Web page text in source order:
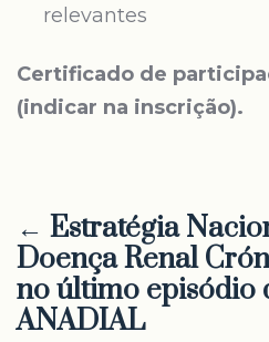
relevantes
Certificado de
(indicar na inscrição).
← Estratégia
Doença Renal
no último episódio
ANADIAL